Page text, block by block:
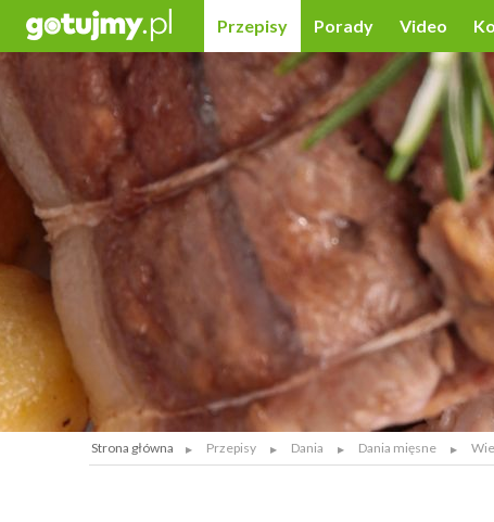
Przepisy Porady Video
Strona główna Przepisy Dania Dania mięsne